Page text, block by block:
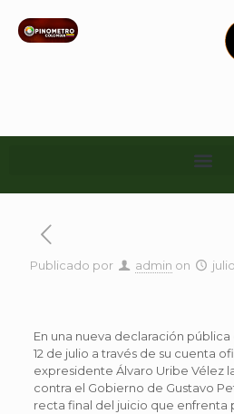
Publicado por admin on
En una nueva declaración
12 de julio a través de su cuenta
expresidente Álvaro Uribe Vélez
contra el Gobierno de Gustavo
recta final del juicio que enfrenta